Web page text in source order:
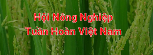
Hội Nông Nghiệp
Tuần Hoàn Việt Nam